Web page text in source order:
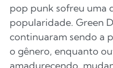
pop punk sofreu uma
popularidade. Green
continuaram sendo a
o gênero, enquanto
amadurecendo,